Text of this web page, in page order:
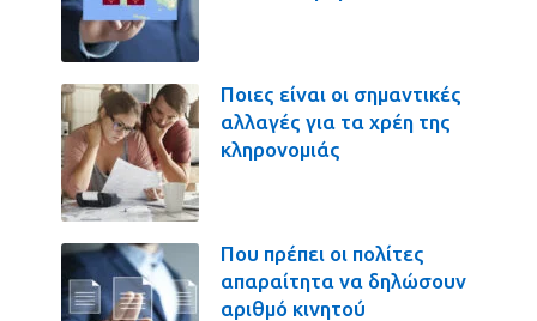
Ποιες είναι οι σημαντικές
αλλαγές για τα χρέη της
κληρονομιάς
Που πρέπει οι πολίτες
απαραίτητα να δηλώσουν
αριθμό κινητού